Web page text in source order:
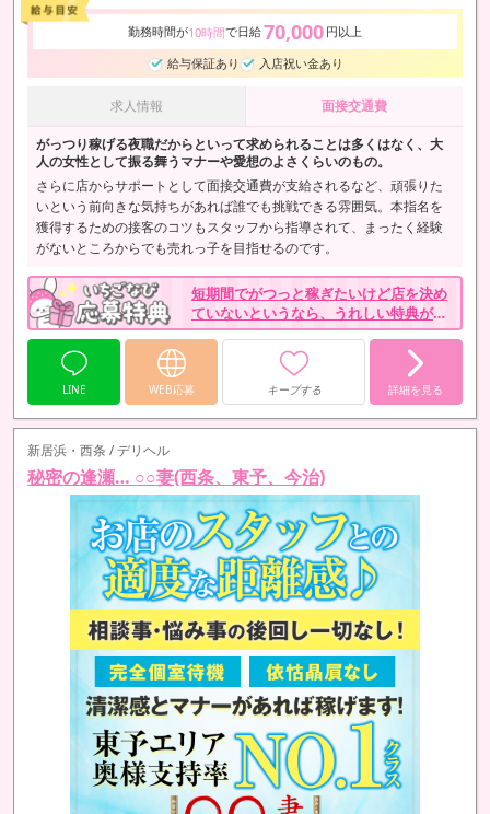
勤務時間が10時間で日給70,000 円以上
給与保証あり
入店祝い金あり
求人情報 面接交通費
がっつり稼げる夜職だからといって求められることは多くはなく、大
人の女性として振る舞うマナーや愛想のよさくらいのもの。
さらに店からサポートとして面接交通費が支給されるなど、頑張りた
いという前向きな気持ちがあれば誰でも挑戦できる雰囲気。本指名を
獲得するための接客のコツもスタッフから指導されて、まったく経験
がないところからでも売れっ子を目指せるのです。
短期間でがつっと稼ぎたいけど店を決め
ていないというなら、うれしい特典がた
っぷりのハードスタイルに在籍してみ
LINE WEB応募 キープする 詳細を見る
新居浜・西条 / デリヘル
秘密の逢瀬… ○○妻(西条、東予、今治)